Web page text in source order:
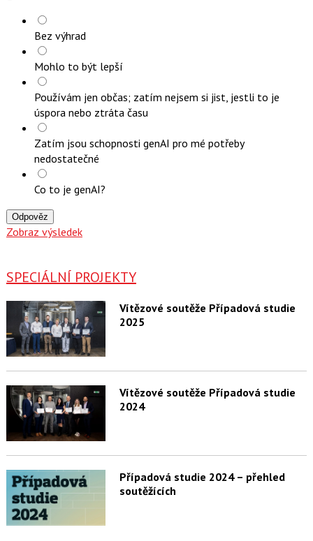
Bez výhrad
Mohlo to být lepší
Používám jen občas; zatím nejsem si jist, jestli to je
úspora nebo ztráta času
Zatím jsou schopnosti genAI pro mé potřeby
nedostatečné
Co to je genAI?
Odpověz
Zobraz výsledek
SPECIÁLNÍ PROJEKTY
Vítězové soutěže Případová studie
2025
Vítězové soutěže Případová studie
2024
Případová studie 2024 – přehled
soutěžících